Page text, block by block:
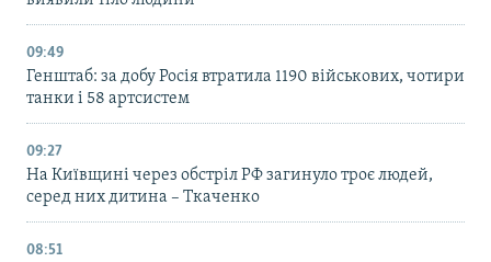
09:49
Генштаб: за добу Росія втратила 1190 військових, чотири
танки і 58 артсистем
09:27
На Київщині через обстріл РФ загинуло троє людей,
серед них дитина – Ткаченко
08:51